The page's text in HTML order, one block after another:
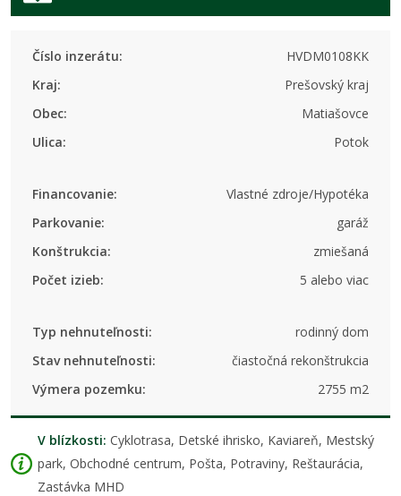
Číslo inzerátu:
HVDM0108KK
Kraj:
Prešovský kraj
Obec:
Matiašovce
Ulica:
Potok
Financovanie:
Vlastné zdroje/Hypotéka
Parkovanie:
garáž
Konštrukcia:
zmiešaná
Počet izieb:
5 alebo viac
Typ nehnuteľnosti:
rodinný dom
Stav nehnuteľnosti:
čiastočná rekonštrukcia
Výmera pozemku:
2755 m2
V blízkosti: Cyklotrasa, Detské ihrisko, Kaviareň, Mestský
park, Obchodné centrum, Pošta, Potraviny, Reštaurácia,
Zastávka MHD